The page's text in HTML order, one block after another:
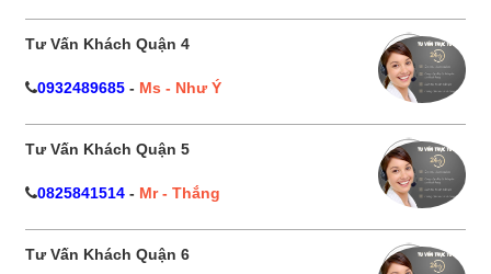
Tư Vấn Khách Quận 4
0932489685 - Ms - Như Ý
Tư Vấn Khách Quận 5
0825841514 - Mr - Thắng
Tư Vấn Khách Quận 6